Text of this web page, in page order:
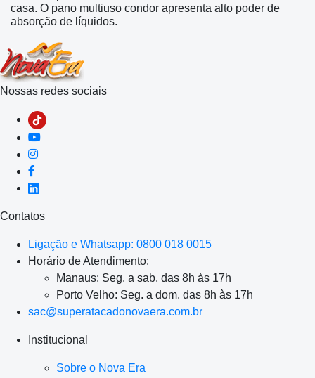
casa. O pano multiuso condor apresenta alto poder de
absorção de líquidos.
Nossas redes sociais
Contatos
Ligação e Whatsapp: 0800 018 0015
Horário de Atendimento:
Manaus: Seg. a sab. das 8h às 17h
Porto Velho: Seg. a dom. das 8h às 17h
sac@superatacadonovaera.com.br
Institucional
Sobre o Nova Era